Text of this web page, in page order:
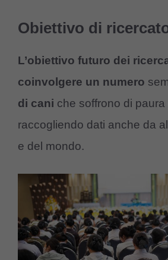
Obiettivo di
L’obiettivo futuro dei
coinvolgere un numero
di cani che soffrono di
raccogliendo dati anche da
e del mondo.